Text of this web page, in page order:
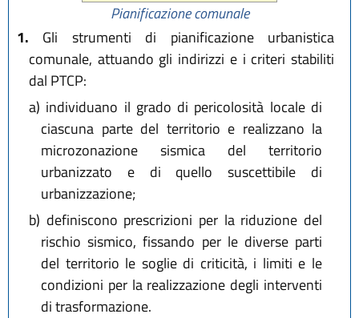
Pianificazione comunale
1. Gli strumenti di pianificazione urbanistica
comunale, attuando gli indirizzi e i criteri stabiliti
dal PTCP:
a) individuano il grado di pericolosità locale di
ciascuna parte del territorio e realizzano la
microzonazione sismica del territorio
urbanizzato e di quello suscettibile di
urbanizzazione;
b) definiscono prescrizioni per la riduzione del
rischio sismico, fissando per le diverse parti
del territorio le soglie di criticità, i limiti e le
condizioni per la realizzazione degli interventi
di trasformazione.